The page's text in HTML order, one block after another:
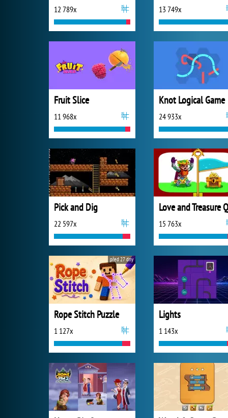
12 789x 13 749x
Fruit Slice
11 968x
Knot Logical Game
24 933x
Pick and Dig
22 597x 15 763x
Rope Stitch Puzzle
1 127x
před 27 dny
Lights
1 143x